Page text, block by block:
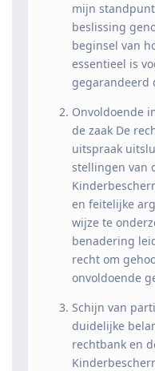
mijn
beslissing
beginsel van
essentieel is
gegarandeerd
Onvoldoende
de zaak De
uitspraak
stellingen van
en feitelijke
wijze te
benadering
recht om
onvoldoende
Schijn van
duidelijke
rechtbank en